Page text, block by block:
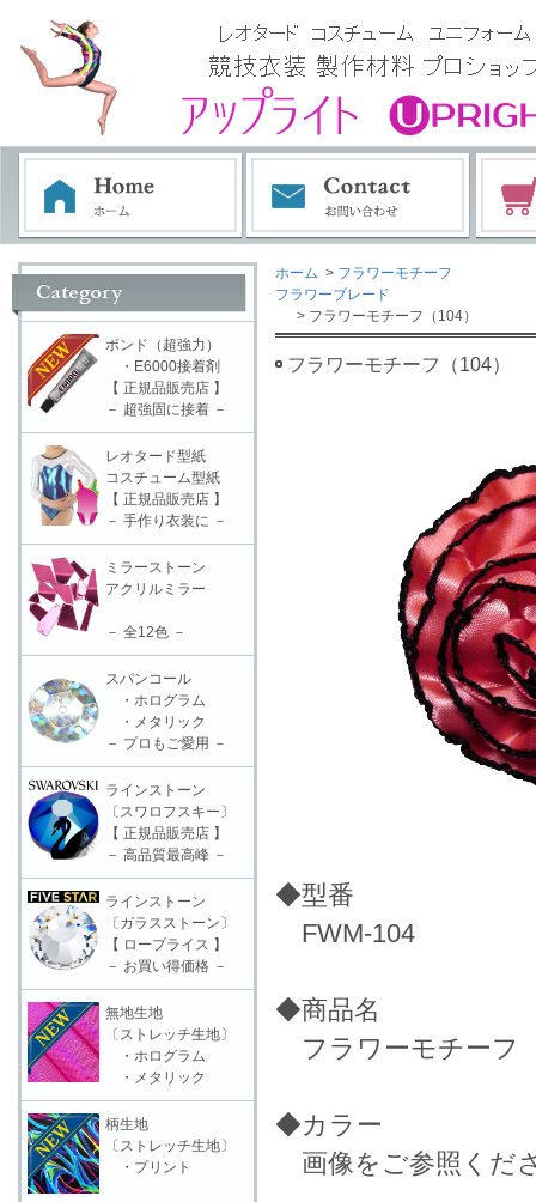
ホーム > フラワーモチーフ
フラワーブレード
> フラワーモチーフ（104）
フラワーモチーフ（104）
◆型番
FWM-104
◆商品名
フラワーモチーフ
◆カラー
画像をご参照くだ
ボンド（超強力）
・E6000接着剤
【 正規品販売店 】
－ 超強固に接着 －
レオタード型紙
コスチューム型紙
【 正規品販売店 】
－ 手作り衣装に －
ミラーストーン
アクリルミラー
－ 全12色 －
スパンコール
・ホログラム
・メタリック
－ プロもご愛用 －
ラインストーン
〔スワロフスキー〕
【 正規品販売店 】
－ 高品質最高峰 －
ラインストーン
〔ガラスストーン〕
【 ロープライス 】
－ お買い得価格 －
無地生地
〔ストレッチ生地〕
・ホログラム
・メタリック
柄生地
〔ストレッチ生地〕
・プリント